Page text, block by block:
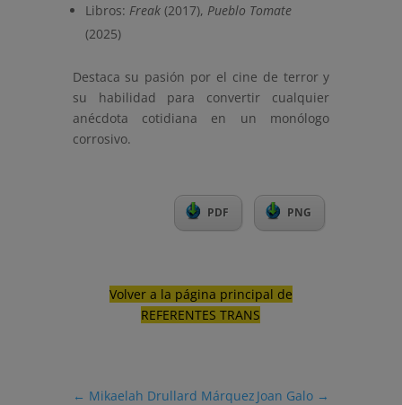
Libros: Freak(2017), Pueblo Tomate
(2025)
Destaca su pasión por el cine de terror y
su habilidad para convertir cualquier
anécdota cotidiana en un monólogo
corrosivo.
PDF PNG
Volver a la página principal de
REFERENTES TRANS
← Mikaelah Drullard Márquez Joan Galo →